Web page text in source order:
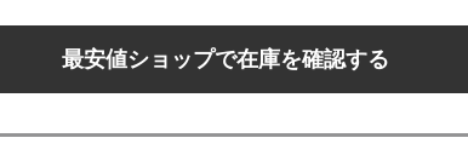
最安値ショップで在庫を確認する